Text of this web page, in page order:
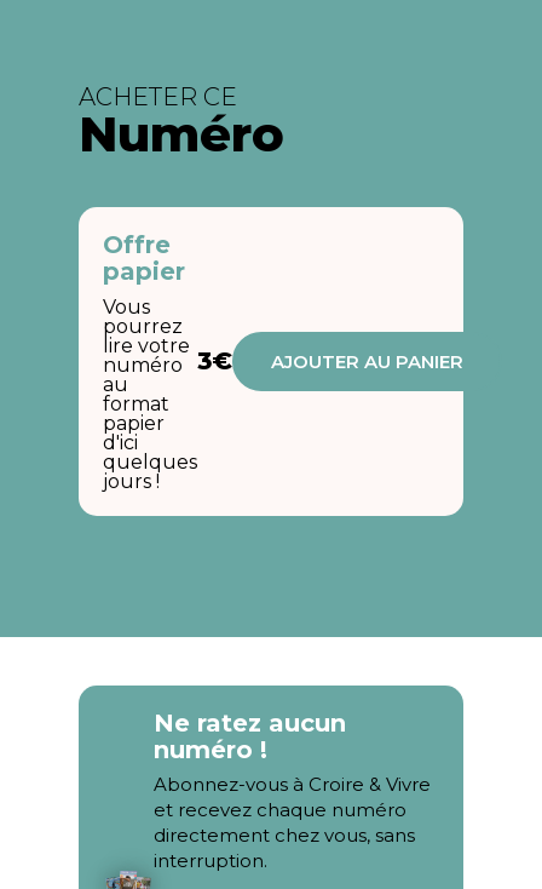
ACHETER CE
Numéro
Offre
papier
Vous
pourrez
lire votre
numéro
au
format
papier
d'ici
quelques
jours !
3€ AJOUTER AU PANIER
Ne ratez aucun
numéro !
Abonnez-vous à Croire & Vivre
et recevez chaque numéro
directement chez vous, sans
interruption.